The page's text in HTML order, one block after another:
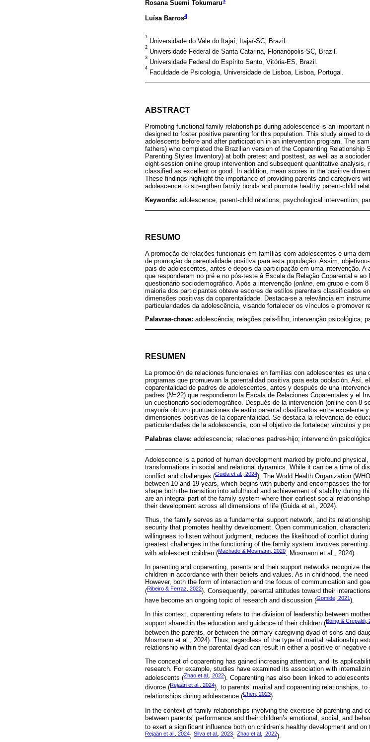
Rosana Suemi Tokumaru
Luísa Barros4
1
Universidade do Vale do Itajaí, Itajaí-SC, Brazil.
2
Universidade Federal de Santa Catarina, Florianópolis-SC, Brazil.
3
Universidade Federal do Espírito Santo, Vitória-ES, Brazil.
4
Faculdade de Psicologia, Universidade de Lisboa, Lisboa, Portugal.
ABSTRACT
Promoting functional family relationships during adolescence is an important
designed to foster positive parenting for this population. This study aimed to
adolescents before and after participation in an intervention program. The
fathers) who completed the Brazilian version of the Coparenting Relationship
Parenting Styles Inventory) at both pretest and posttest, as well as a
eight-session online group intervention and subsequent quantitative
classified as excellent or good. In addition, mean scores in the positive
These findings highlight the importance of providing parents and caregivers
adolescence to strengthen family bonds and promote healthy parent-child
Keywords: adolescence; parent-child relations; psychological intervention;
RESUMO
A promoção de relações funcionais em famílias com adolescentes é uma
de promoção da parentalidade positiva para esta população. Assim,
pais de adolescentes, antes e depois da participação em uma intervenção.
que responderam no pré e no pós-teste à Escala da Relação Coparental e
questionário sociodemográfico. Após a intervenção (online , em grupo e com
maioria dos participantes obteve escores de estilos parentais classificados
dimensões positivas da coparentalidade. Destaca-se a relevância em
particularidades da adolescência, visando fortalecer os vínculos e promover
Palavras-chave: adolescência; relações pais-filho; intervenção psicológica;
RESUMEN
La promoción de relaciones funcionales en familias con adolescentes es
programas que promuevan la parentalidad positiva para esta población. Así,
coparentalidad de padres de adolescentes, antes y después de una
padres (N=22) que respondieron la Escala de Relaciones Coparentales y el
un cuestionario sociodemográfico. Después de la intervención (online con 8
mayoría obtuvo puntuaciones de estilo parental clasificados entre excelente
dimensiones positivas de la coparentalidad. Se destaca la relevancia de
particularidades de la adolescencia, con el objetivo de fortalecer vínculos y
Palabras clave: adolescencia; relaciones padres-hijo; intervención
Adolescence is a period of human development marked by profound
transformations in social and relational dynamics. While it can be a time of
conflict and challenges (Guida et al., 2024). The World Health Organization
between 10 and 19 years, which begins with puberty and encompasses the
shape both the transition into adulthood and achievement of stability during
are an integral part of the family system-where their earliest social
their development across all dimensions of life (Guida et al., 2024).
Thus, the family serves as a fundamental support network, and its
security that promotes healthy development. Open communication,
willingness to listen without judgment, reduces the likelihood of conflict during
greatest challenges in the functioning of the family system involves
with adolescent children (Machado & Mosmann, 2020; Mosmann et al., 2024).
In parenting and coparenting, parents and their support networks recognize
children in accordance with their beliefs and values. As in childhood, the
However, both the form of interaction and the focus of communication and
(Ribeiro & Ferraz, 2022). Consequently, parental attitudes toward their
have become an ongoing topic of research and discussion (Gomide, 2021).
In this context, coparenting refers to the division of leadership between
support shared in the education and guidance of their children (Böing & Crepaldi,
between the parents, or between the primary caregiving dyad of sons and
Mosmann et al., 2024). Thus, regardless of the type of marital relationship
relationship within the parental dyad can result in either a positive or negative
The concept of coparenting has gained increasing attention, and its
research. For example, studies have examined its association with
adolescents (Zhao et al., 2022). Coparenting has also been linked to
divorce (Rejaän et al., 2024), to parents’ marital and coparenting relationships,
relationships during adolescence (Chen, 2023).
In the context of family relationships involving the exercise of parenting and
between parents’ performance and their children’s emotional, social, and
to exert a significant influence both on children’s healthy development and
Rejaän et al., 2024; Silva et al., 2023; Zhao et al., 2022).